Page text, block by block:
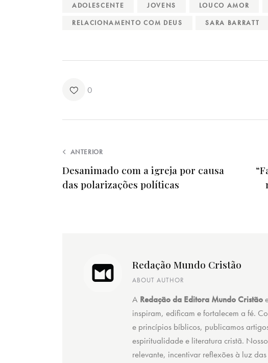
ADOLESCENTE JOVENS LOUCO AMOR
RELACIONAMENTO COM DEUS SARA BARRATT
0
ANTERIOR
Desanimado com a igreja por causa
das polarizações políticas
Redação Mundo Cristão
ABOUT AUTHOR
A Redação da Editora Mundo Cristão
inspiram, edificam e fortalecem a fé.
e princípios bíblicos, publicamos
espiritualidade e literatura cristã.
relevante, incentivar reflexões à luz